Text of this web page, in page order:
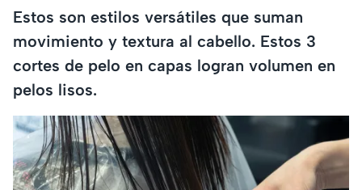
Estos son estilos versátiles que suman
movimiento y textura al cabello. Estos 3
cortes de pelo en capas logran volumen en
pelos lisos.